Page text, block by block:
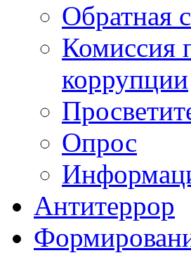
Обратная
Комиссия
коррупции
Опрос
Антитеррор